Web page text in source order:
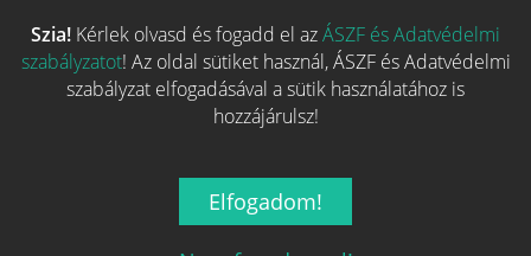
Több hasonló játék keresése
Szia! Kérlek olvasd és fogadd el azÁSZF és Adatvédelmi
szabályzatot! Az oldal sütiket használ, ÁSZF és Adatvédelmi
szabályzat elfogadásával a sütik használatához is
hozzájárulsz!
Elfogadom!